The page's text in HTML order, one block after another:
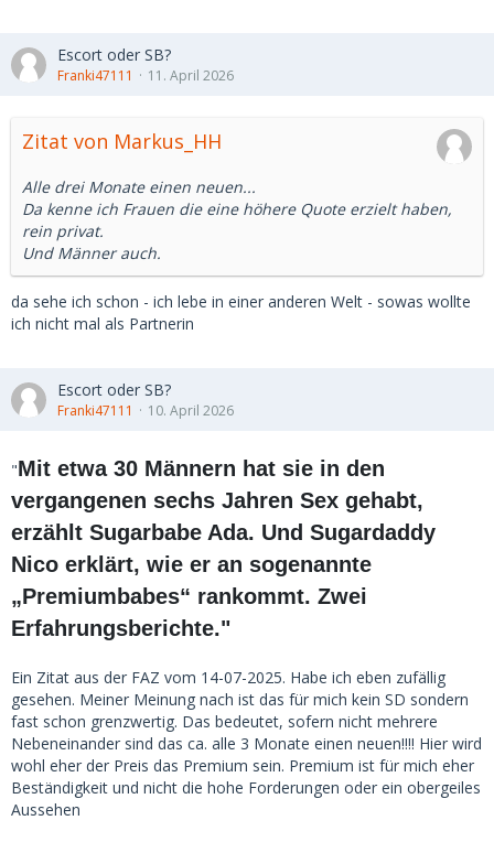
Escort oder SB?
Franki47111 11. April 2026
Zitat von Markus_HH
Alle drei Monate einen neuen...
Da kenne ich Frauen die eine höhere Quote erzielt haben,
rein privat.
Und Männer auch.
da sehe ich schon - ich lebe in einer anderen Welt - sowas wollte
ich nicht mal als Partnerin
Escort oder SB?
Franki47111 10. April 2026
"Mit etwa 30 Männern hat sie in den
vergangenen sechs Jahren Sex gehabt,
erzählt Sugarbabe Ada. Und Sugardaddy
Nico erklärt, wie er an sogenannte
„Premiumbabes“ rankommt. Zwei
Erfahrungsberichte."
Ein Zitat aus der FAZ vom 14-07-2025. Habe ich eben zufällig
gesehen. Meiner Meinung nach ist das für mich kein SD sondern
fast schon grenzwertig. Das bedeutet, sofern nicht mehrere
Nebeneinander sind das ca. alle 3 Monate einen neuen!!!! Hier wird
wohl eher der Preis das Premium sein. Premium ist für mich eher
Beständigkeit und nicht die hohe Forderungen oder ein obergeiles
Aussehen